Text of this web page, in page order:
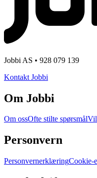
Jobbi AS • 928 079 139
Kontakt Jobbi
Om Jobbi
Om ossOfte stilte spørsmål
Personvern
PersonvernerklæringCookie-